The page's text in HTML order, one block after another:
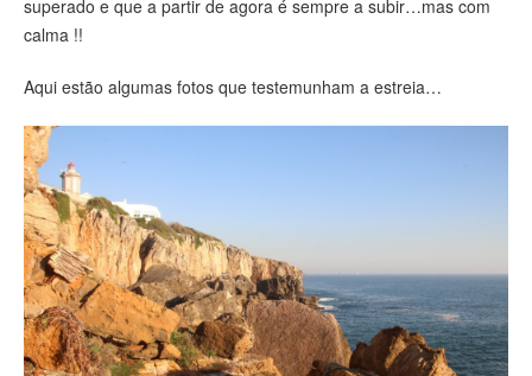
superado e que a partir de agora é sempre a subir…mas com
calma !!
Aqui estão algumas fotos que testemunham a estreia…